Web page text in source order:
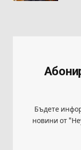
Бъдете
новини от